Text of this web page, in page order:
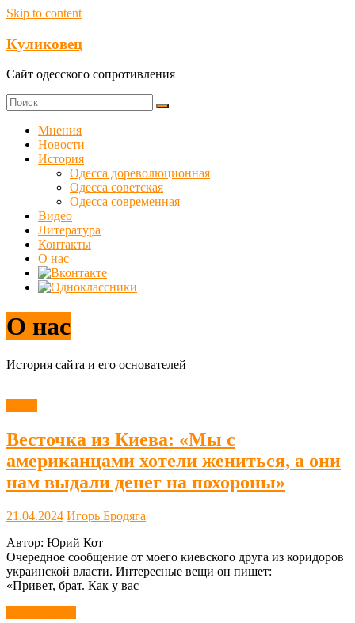
Skip to content
Куликовец
Сайт одесского сопротивления
Мнения
Новости
История
Одесса дореволюционная
Одесса советская
Одесса современная
Видео
Литература
Контакты
О нас
О нас
История сайта и его основателей
Весточка из Киева: «Мы с
американцами хотели жениться, а они
нам выдали денег на похороны»
21.04.2024 Игорь Бродяга
Автор: Юрий Кот
Очередное сообщение от моего киевского друга из коридоров
украинской власти. Интересные вещи он пишет:
«Привет, брат. Как у вас